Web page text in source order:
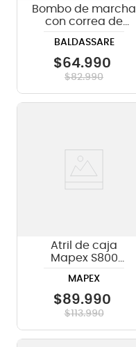
Bombo de marcha
con correa de
MBD 24 x 10"
BALDASSARE
$64.990
$82.990
Atril de caja
Mapex S800
MAPEX
$89.990
$113.990